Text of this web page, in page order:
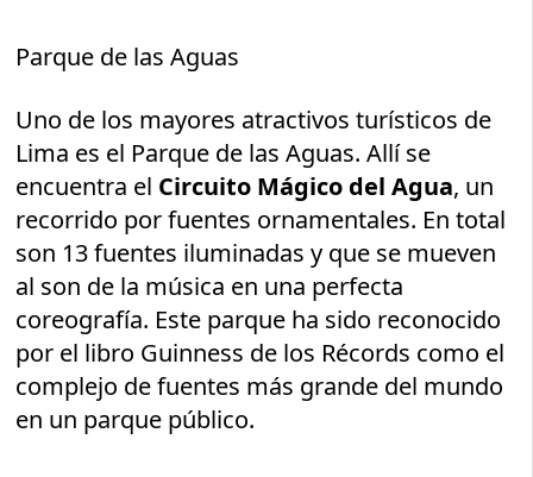
Parque de las Aguas
Uno de los mayores atractivos turísticos de
Lima es el Parque de las Aguas. Allí se
encuentra el Circuito Mágico del Agua, un
recorrido por fuentes ornamentales. En total
son 13 fuentes iluminadas y que se mueven
al son de la música en una perfecta
coreografía. Este parque ha sido reconocido
por el libro Guinness de los Récords como el
complejo de fuentes más grande del mundo
en un parque público.